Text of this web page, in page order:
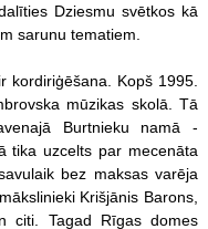
Dziesmu svētkos kā
sarunu tematiem.
kordiriģēšana. Kopš 1995.
mūzikas skolā. Tā
Burtnieku namā -
tika uzcelts par mecenāta
bez maksas varēja
Krišjānis Barons,
citi. Tagad Rīgas domes